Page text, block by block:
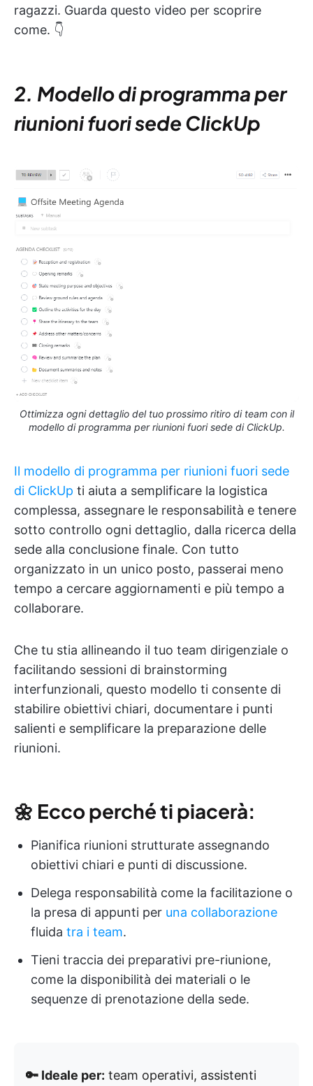
ragazzi. Guarda questo video per scoprire
come. 👇
2. Modello di programma per
riunioni fuori sede ClickUp
Ottimizza ogni dettaglio del tuo prossimo ritiro di team con il
modello di programma per riunioni fuori sede di ClickUp.
Il modello di programma per riunioni fuori sede
di ClickUp ti aiuta a semplificare la logistica
complessa, assegnare le responsabilità e tenere
sotto controllo ogni dettaglio, dalla ricerca della
sede alla conclusione finale. Con tutto
organizzato in un unico posto, passerai meno
tempo a cercare aggiornamenti e più tempo a
collaborare.
Che tu stia allineando il tuo team dirigenziale o
facilitando sessioni di brainstorming
interfunzionali, questo modello ti consente di
stabilire obiettivi chiari, documentare i punti
salienti e semplificare la preparazione delle
riunioni.
🌼 Ecco perché ti piacerà:
Pianifica riunioni strutturate assegnando
obiettivi chiari e punti di discussione.
Delega responsabilità come la facilitazione o
la presa di appunti per una collaborazione
fluida tra i team.
Tieni traccia dei preparativi pre-riunione,
come la disponibilità dei materiali o le
sequenze di prenotazione della sede.
🔑 Ideale per: team operativi, assistenti